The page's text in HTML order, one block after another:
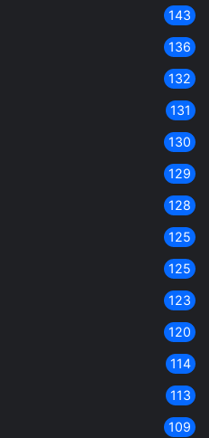
143
136
132
131
130
129
128
125
125
123
120
114
113
109